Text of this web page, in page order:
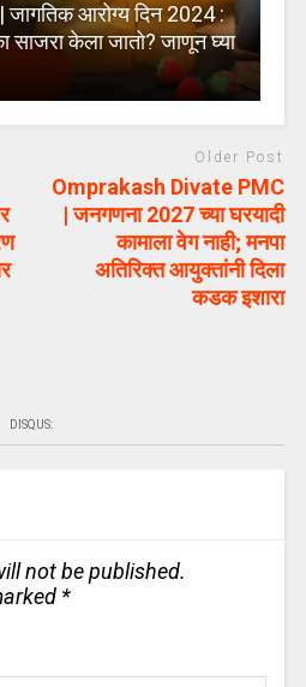
आरोग्य दिन 2024 :
साजरा केला जातो? जाणून घ्या
Older Post
Omprakash Divate PMC
| जनगणना 2027 च्या घरयादी
कामाला वेग नाही; मनपा
अतिरिक्त आयुक्तांनी दिला
कडक इशारा
DISQUS:
not be published.
*